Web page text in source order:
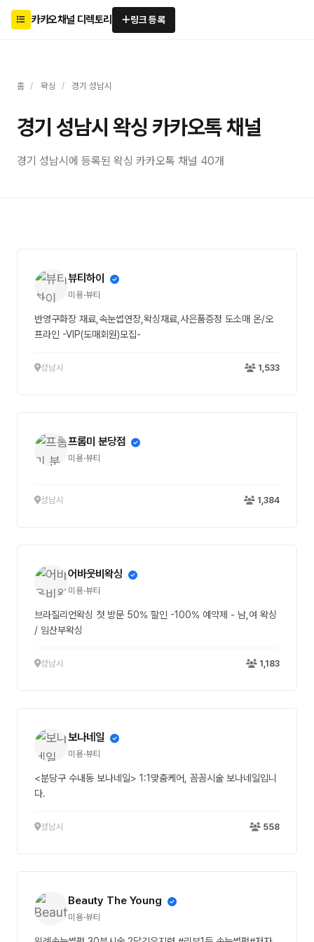
카카오채널 디렉토리 링크 등록
홈 / 왁싱 / 경기 성남시
경기 성남시 왁싱 카카오톡 채널
경기 성남시에 등록된 왁싱 카카오톡 채널 40개
뷰티하이
미용·뷰티
반영구화장 재료,속눈썹연장,왁싱재료,사은품증정 도소매 온/오
프라인 -VIP(도매회원)모집-
성남시 1,533
프롬미 분당점
미용·뷰티
성남시 1,384
어바웃비왁싱
미용·뷰티
브라질리언왁싱 첫 방문 50% 할인 -100% 예약제 - 남,여 왁싱
/ 임산부왁싱
성남시 1,183
보나네일
미용·뷰티
<분당구 수내동 보나네일> 1:1맞춤케어, 꼼꼼시술 보나네일입니
다.
성남시 558
Beauty The Young
미용·뷰티